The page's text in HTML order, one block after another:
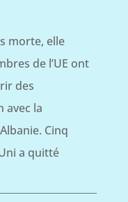
morte, elle
de l’UE ont
des
avec la
Cinq
a quitté